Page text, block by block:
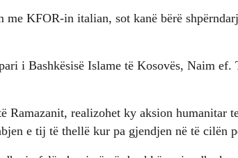
me KFOR-in italian, sot kanë bërë
i Bashkësisë Islame të Kosovës, Naim ef.
realizohet ky aksion humanitar
e tij të thellë kur pa gjendjen në të cilën